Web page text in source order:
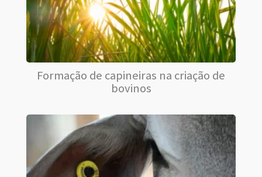
Formação de capineiras na criação de
bovinos